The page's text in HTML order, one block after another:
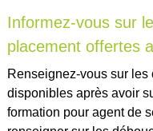
Informez-vous sur
placement offertes
Renseignez-vous sur
disponibles après avoir
formation pour agent de